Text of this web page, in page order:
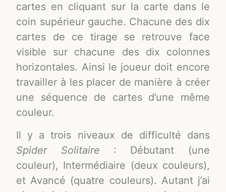
cartes en cliquant sur la carte dans le
coin supérieur gauche. Chacune des dix
cartes de ce tirage se retrouve face
visible sur chacune des dix colonnes
horizontales. Ainsi le joueur doit encore
travailler à les placer de manière à créer
une séquence de cartes d’une même
couleur.
Il y a trois niveaux de difficulté dans
Spider Solitaire : Débutant (une
couleur), Intermédiaire (deux couleurs),
et Avancé (quatre couleurs). Autant j’ai